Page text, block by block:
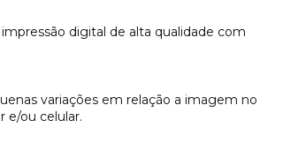
digital de alta qualidade com
variações em relação a imagem no
e/ou celular.